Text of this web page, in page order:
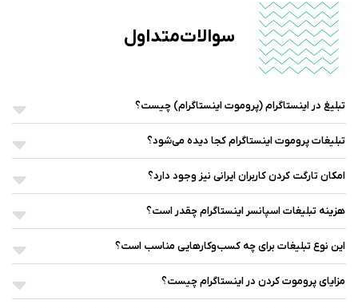
سوالات متداول
تبلیغ در اینستاگرام‌ (پروموت اینستاگرام) چیست؟
تبلیغات‌ پروموت اینستاگرام‌ کجا دیده می‌شود؟
امکان تارگت کردن کاربران ایرانی نیز وجود دارد؟
هزینه تبلیغات‌ اسپانسر اینستاگرام‌ چقدر است؟
این نوع تبلیغات برای چه کسب‌وکارهایی مناسب است؟
مزایای پروموت كردن در اينستاگرام چیست؟